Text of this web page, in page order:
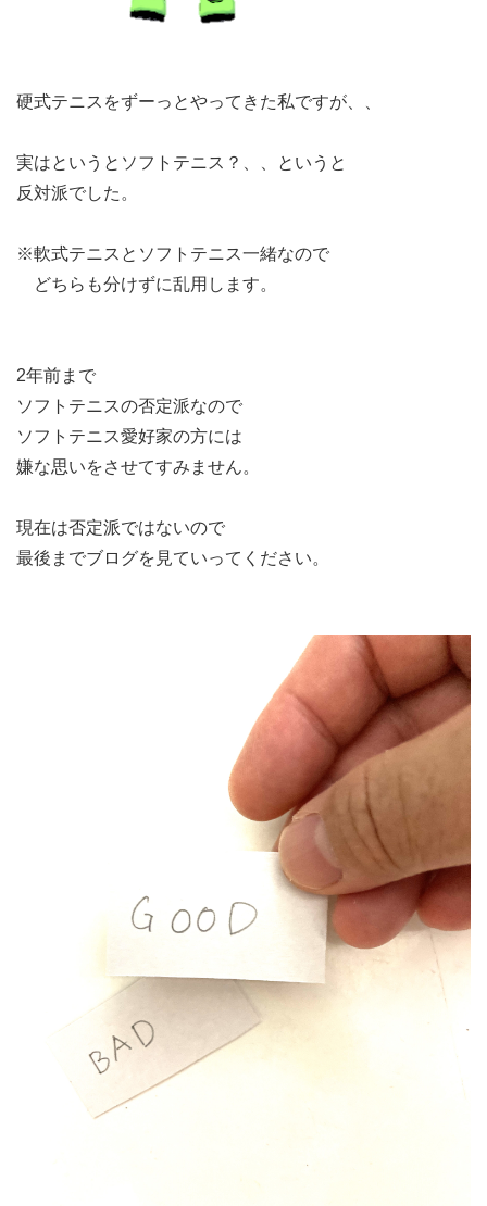
硬式テニスをずーっとやってきた私ですが、、
実はというとソフトテニス？、、というと
反対派でした。
※軟式テニスとソフトテニス一緒なので
どちらも分けずに乱用します。
2年前まで
ソフトテニスの否定派なので
ソフトテニス愛好家の方には
嫌な思いをさせてすみません。
現在は否定派ではないので
最後までブログを見ていってください。